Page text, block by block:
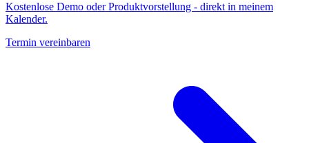
Kostenlose Demo oder Produktvorstellung - direkt in meinem
Kalender.
Termin vereinbaren